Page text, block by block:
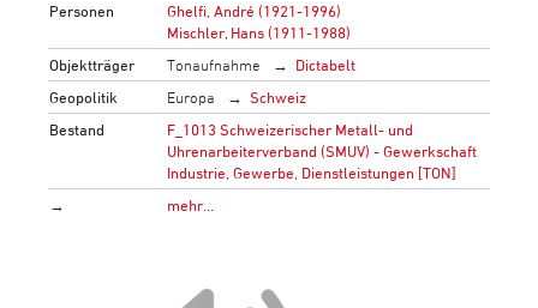
Personen
Ghelfi, André (1921-1996)
Mischler, Hans (1911-1988)
Objektträger
Tonaufnahme
Dictabelt
Geopolitik
Europa
Schweiz
Bestand
F_1013 Schweizerischer Metall- und
Uhrenarbeiterverband (SMUV) - Gewerkschaft
Industrie, Gewerbe, Dienstleistungen [TON]
→
mehr…